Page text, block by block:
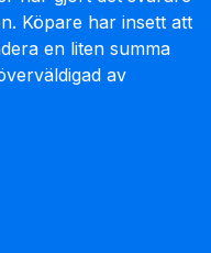
Köpare har insett att
en liten summa
av